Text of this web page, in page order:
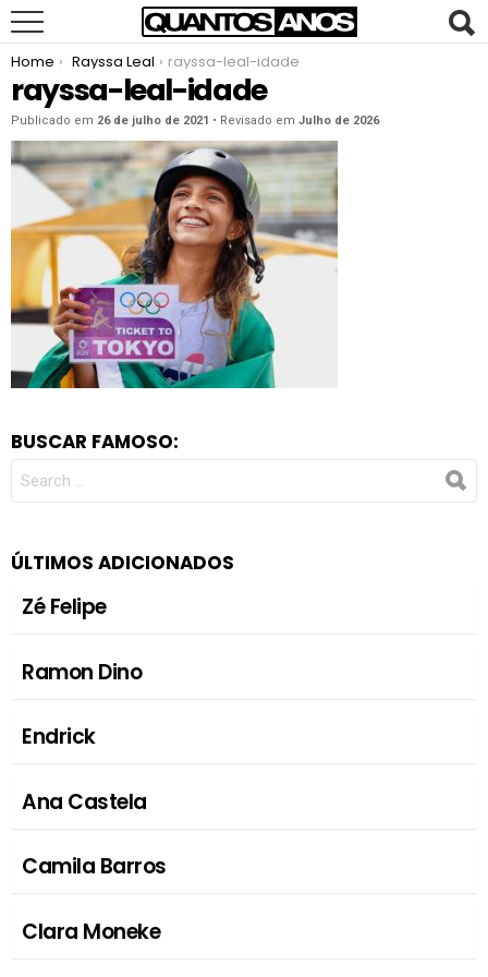
You are here:
Home Rayssa Leal rayssa-leal-idade
rayssa-leal-idade
Publicado em 26 de julho de 2021 • Revisado em Julho de 2026
BUSCAR FAMOSO:
FOR:
ÚLTIMOS ADICIONADOS
Zé Felipe
Ramon Dino
Endrick
Ana Castela
Camila Barros
Clara Moneke